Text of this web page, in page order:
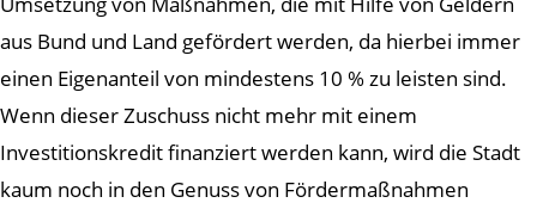
aus Bund und Land gefördert werden, da hierbei immer
einen Eigenanteil von mindestens 10 % zu leisten sind.
Wenn dieser Zuschuss nicht mehr mit einem
Investitionskredit finanziert werden kann, wird die Stadt
kaum noch in den Genuss von Fördermaßnahmen